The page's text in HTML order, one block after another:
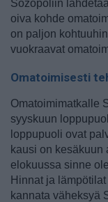
Sozopoliin
oiva kohde
on paljon
vuokraavat
Omatoimisesti
Omatoimimatkalle
syyskuun
loppupuoli ovat
kausi on
elokuussa sinne
Hinnat ja
kannata väheksyä